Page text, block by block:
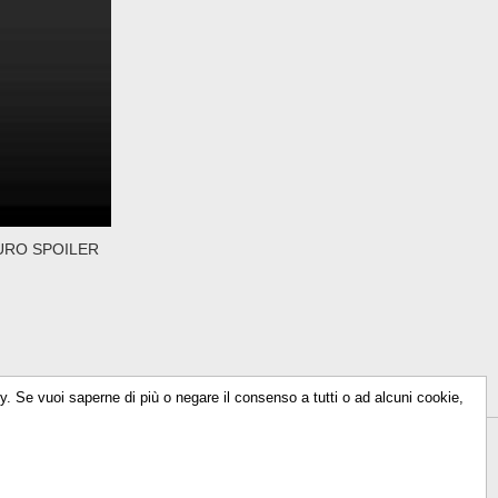
SPOILER
vuoi saperne di più o negare il consenso a tutti o ad alcuni cookie,